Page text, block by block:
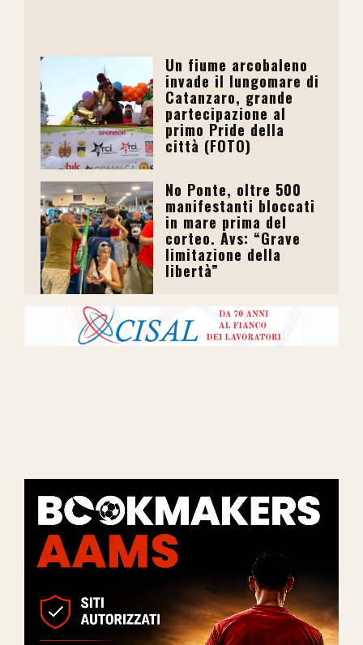
Un fiume arcobaleno
invade il lungomare di
Catanzaro, grande
partecipazione al
primo Pride della
città (FOTO)
No Ponte, oltre 500
manifestanti bloccati
in mare prima del
corteo. Avs: “Grave
limitazione della
libertà”